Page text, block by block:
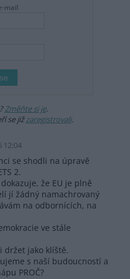
mail
Změňte si je.
se jižzaregistrovali.
12:04
se shodli na úpravě
2.
že EU je plně
jí žádný namachrovaný
na odbornících, na
ve stále
držet jako klíště.
s naší budoucností a
PROČ?